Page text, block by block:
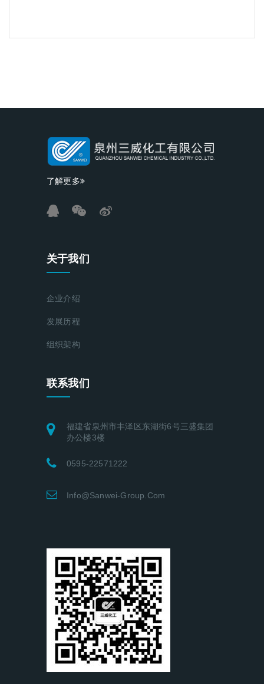
了解更多
关于我们
企业介绍
发展历程
组织架构
联系我们
福建省泉州市丰泽区东湖街6号三盛集团
办公楼3楼
0595-22571222
Info@sanwei-Group.com